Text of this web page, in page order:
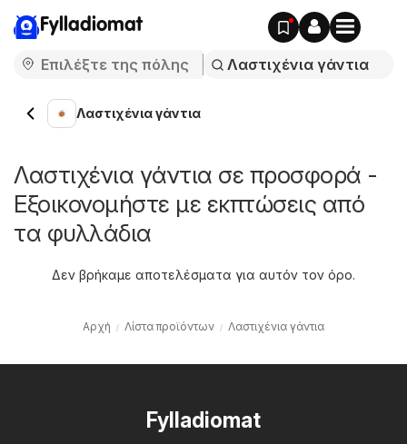
Fylladiomat
Λαστιχένια γάντια
Λαστιχένια γάντια σε προσφορά -
Εξοικονομήστε με εκπτώσεις από
τα φυλλάδια
Δεν βρήκαμε αποτελέσματα για αυτόν τον όρο.
Αρχή Λίστα προϊόντων Λαστιχένια γάντια
Fylladiomat